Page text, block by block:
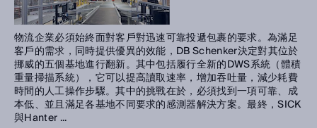
物流企業必須始終面對客戶對迅速可靠投遞包裹的要求。為滿足
客戶的需求，同時提供優異的效能，DB Schenker決定對其位於
挪威的五個基地進行翻新。其中包括履行全新的DWS系統（體積
重量掃描系統），它可以提高讀取速率，增加吞吐量，減少耗費
時間的人工操作步驟。其中的挑戰在於，必須找到一項可靠、成
本低、並且滿足各基地不同要求的感測器解決方案。最終，SICK
與Hanter ...